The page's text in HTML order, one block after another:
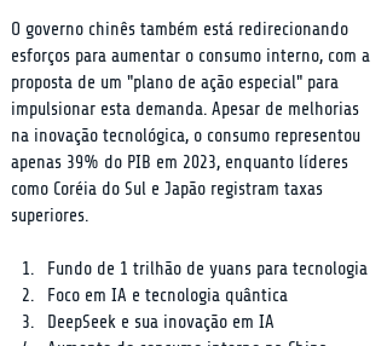
O governo chinês também está redirecionando
esforços para aumentar o consumo interno, com a
proposta de um "plano de ação especial" para
impulsionar esta demanda. Apesar de melhorias
na inovação tecnológica, o consumo representou
apenas 39% do PIB em 2023, enquanto líderes
como Coréia do Sul e Japão registram taxas
superiores.
Fundo de 1 trilhão de yuans para tecnologia
Foco em IA e tecnologia quântica
DeepSeek e sua inovação em IA